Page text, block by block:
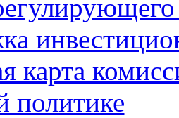
карта
политике